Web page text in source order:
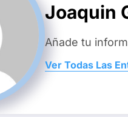
Joaquin
Añade tu
Ver Todas Las